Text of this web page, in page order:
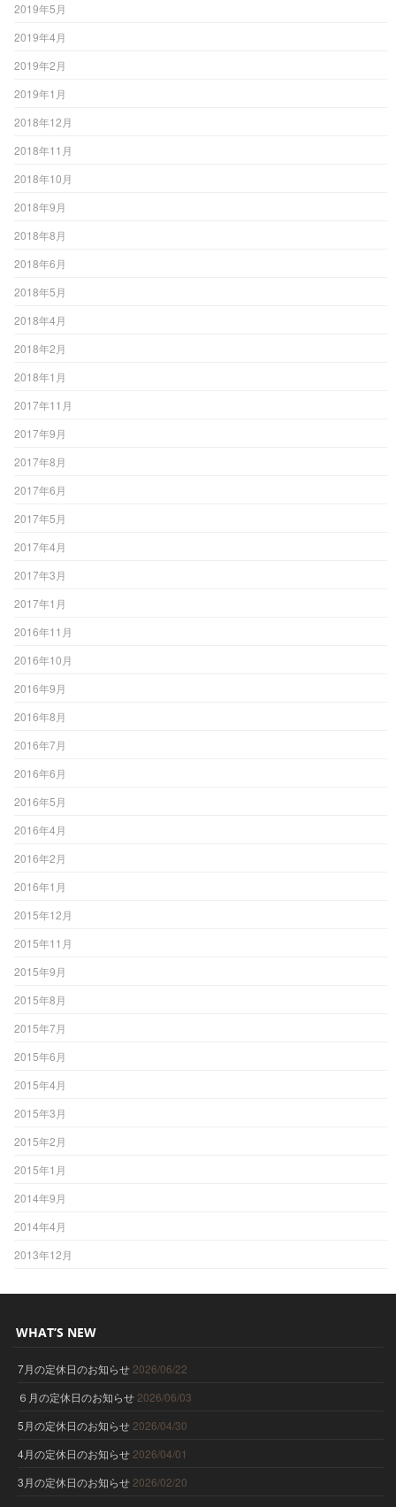
2019年5月
2019年4月
2019年2月
2019年1月
2018年12月
2018年11月
2018年10月
2018年9月
2018年8月
2018年6月
2018年5月
2018年4月
2018年2月
2018年1月
2017年11月
2017年9月
2017年8月
2017年6月
2017年5月
2017年4月
2017年3月
2017年1月
2016年11月
2016年10月
2016年9月
2016年8月
2016年7月
2016年6月
2016年5月
2016年4月
2016年2月
2016年1月
2015年12月
2015年11月
2015年9月
2015年8月
2015年7月
2015年6月
2015年4月
2015年3月
2015年2月
2015年1月
2014年9月
2014年4月
2013年12月
WHAT’S NEW
7月の定休日のお知らせ 2026/06/22
６月の定休日のお知らせ 2026/06/03
5月の定休日のお知らせ 2026/04/30
4月の定休日のお知らせ 2026/04/01
3月の定休日のお知らせ 2026/02/20